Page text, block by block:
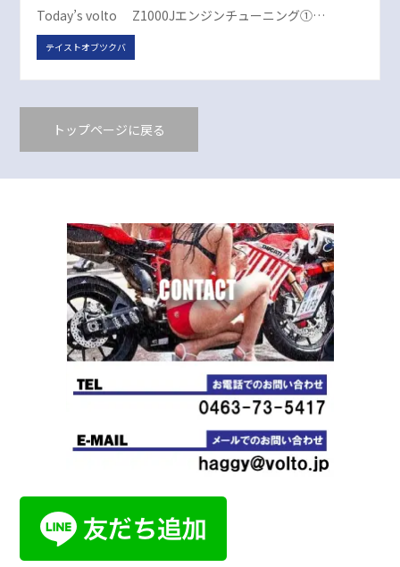
Today’s volto Z1000Jエンジンチューニング①…
テイストオブツクバ
トップページに戻る